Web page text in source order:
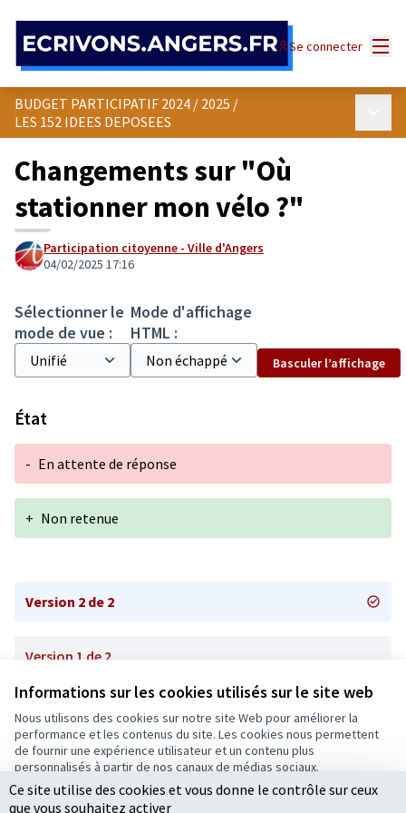
Informations sur les cookies utilisés sur le site web
Nous utilisons des cookies sur notre site Web pour améliorer la
performance et les contenus du site. Les cookies nous permettent
de fournir une expérience utilisateur et un contenu plus
personnalisés à partir de nos canaux de médias sociaux.
Tout accepter
Se connecter
BUDGET PARTICIPATIF 2024 / 2025 /
LES 152 IDEES DEPOSEES
Changements sur "Où
stationner mon vélo ?"
Participation citoyenne - Ville d'Angers
04/02/2025 17:16
Sélectionner le
mode de vue :
Mode d'affichage
HTML :
Basculer l’affichage
État
- En attente de réponse
+ Non retenue
Version 2 de 2
Version 1 de 2
Conditions d'utilisation
Paramètres des cookies
Ecrivons Angers sur X
(Lien externe)
Ecrivons Angers sur Facebook
(Lien externe)
Ce site utilise des cookies et vous donne le contrôle sur ceux
que vous souhaitez activer